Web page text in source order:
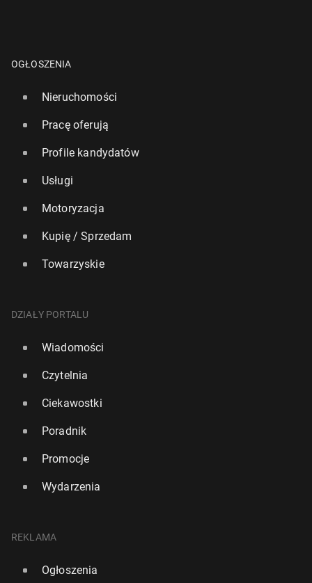
OGŁOSZENIA
Nieruchomości
Pracę oferują
Profile kandydatów
Usługi
Motoryzacja
Kupię / Sprzedam
Towarzyskie
DZIAŁY PORTALU
Wiadomości
Czytelnia
Ciekawostki
Poradnik
Promocje
Wydarzenia
REKLAMA
Ogłoszenia